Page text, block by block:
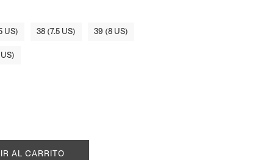
US) 38 (7.5 US) 39 (8 US)
AL CARRITO